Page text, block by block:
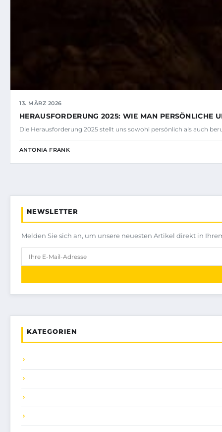
13. MÄRZ 2026
HERAUSFORDERUNG 2025: WIE MAN PERSÖNLICHE
Die Herausforderung 2025 stellt uns sowohl persönlich als auch
ANTONIA FRANK
NEWSLETTER
Melden Sie sich an, um unsere neuesten Artikel direkt in
KATEGORIEN